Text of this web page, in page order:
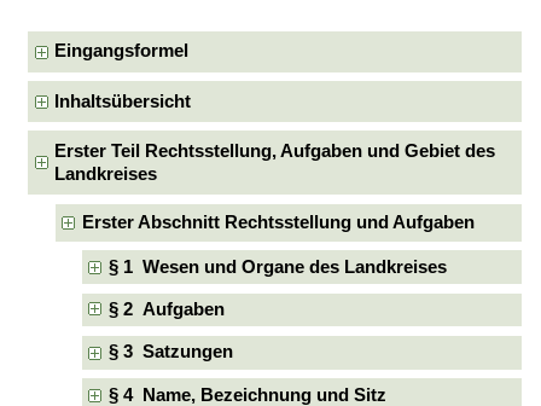
Eingangsformel
Inhaltsübersicht
Erster Teil Rechtsstellung, Aufgaben und Gebiet des
Landkreises
Erster Abschnitt Rechtsstellung und Aufgaben
§ 1 Wesen und Organe des Landkreises
§ 2 Aufgaben
§ 3 Satzungen
§ 4 Name, Bezeichnung und Sitz